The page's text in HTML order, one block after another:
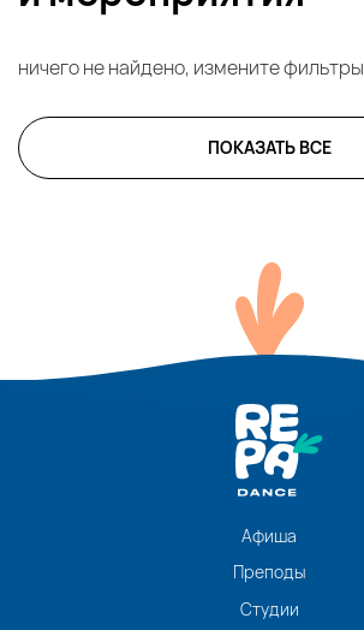
ничего не найдено, измените фильтры
ПОКАЗАТЬ ВСЕ
Афиша
Преподы
Студии